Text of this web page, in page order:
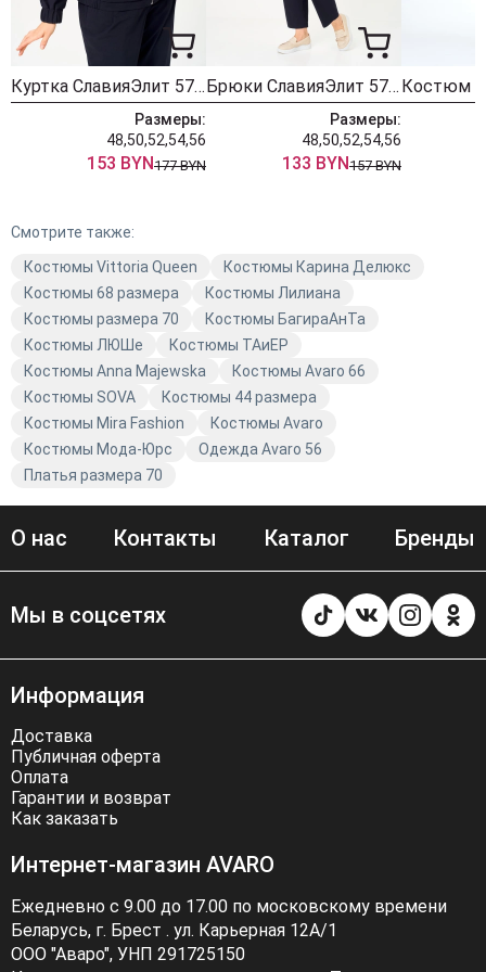
Куртка СлавияЭлит 571 синий
Размеры:
48,50,52,54,56
153 BYN177 BYN
Брюки СлавияЭлит 572 синий
Размеры:
48,50,52,54,56
133 BYN157 BYN
Смотрите также:
Костюмы Vittoria Queen
Костюмы Карина Делюкс
Костюмы 68 размера
Костюмы Лилиана
Костюмы размера 70
Костюмы БагираАнТа
Костюмы ЛЮШе
Костюмы TAиЕР
Костюмы Anna Majewska
Костюмы Avaro 66
Костюмы SOVA
Костюмы 44 размера
Костюмы Mira Fashion
Костюмы Avaro
Костюмы Мода-Юрс
Одежда Avaro 56
Платья размера 70
О нас Контакты Каталог Бренды
Мы в соцсетях
Информация
Доставка
Публичная оферта
Оплата
Гарантии и возврат
Как заказать
Интернет-магазин AVARO
Ежедневно с 9.00 до 17.00 по московскому времени
Беларусь, г. Брест . ул. Карьерная 12А/1
ООО "Аваро", УНП 291725150